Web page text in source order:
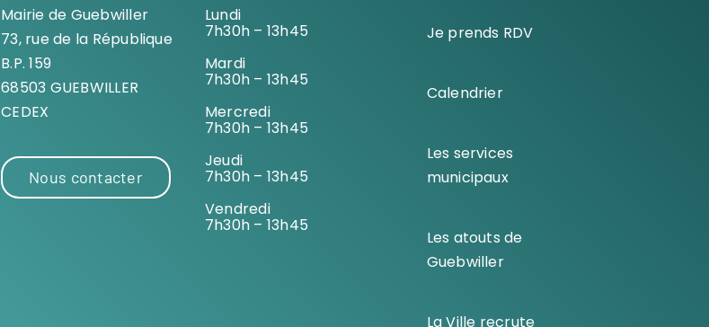
Mairie de Guebwiller
73, rue de la République
B.P. 159
68503 GUEBWILLER
CEDEX
Nous contacter
Lundi
7h30h – 13h45
Mardi
7h30h – 13h45
Mercredi
7h30h – 13h45
Jeudi
7h30h – 13h45
Vendredi
7h30h – 13h45
Je prends RDV
Calendrier
Les services
municipaux
Les atouts de
Guebwiller
La Ville recrute